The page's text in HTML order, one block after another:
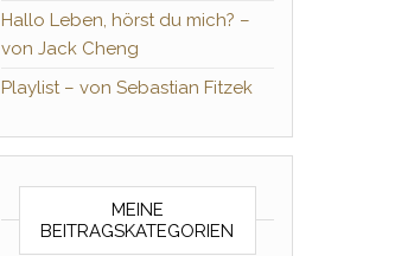
Hallo Leben, hörst du mich? –
von Jack Cheng
Playlist – von Sebastian Fitzek
MEINE
BEITRAGSKATEGORIEN